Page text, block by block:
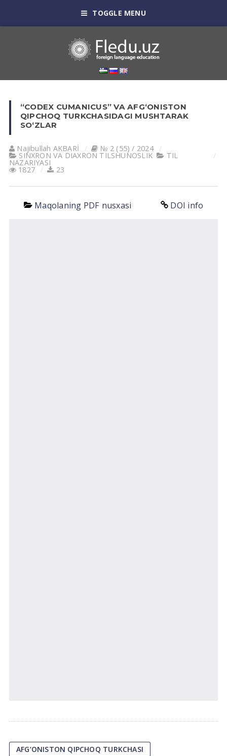
TOGGLE MENU
“CODEX CUMANICUS” VA AFG‘ONISTON
QIPCHOQ TURKCHASIDAGI MUSHTARAK
SO‘ZLAR
Najibullah AKBARİ № 2 (55) / 2024
SINXRON VА DIАXRON TILSHUNOSLIK TIL
NАZАRIYASI
1827 23
Maqolaning PDF nusxasi DOI info
AFG‘ONISTON QIPCHOQ TURKCHASI